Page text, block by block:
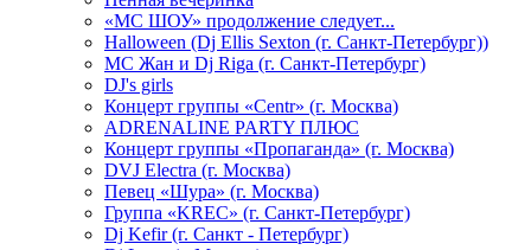
«МС ШОУ» продолжение следует...
Halloween (Dj Ellis Sexton (г. Санкт-Петербург))
МС Жан и Dj Riga (г. Санкт-Петербург)
DJ's girls
Концерт группы «Centr» (г. Москва)
ADRENALINE PARTY ПЛЮС
Концерт группы «Пропаганда» (г. Москва)
DVJ Electra (г. Москва)
Певец «Шура» (г. Москва)
Группа «KREC» (г. Санкт-Петербург)
Dj Kefir (г. Санкт - Петербург)